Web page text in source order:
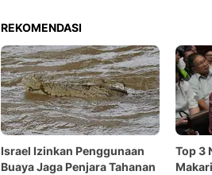
REKOMENDASI
Israel Izinkan Penggunaan
Buaya Jaga Penjara Tahanan
Top 3